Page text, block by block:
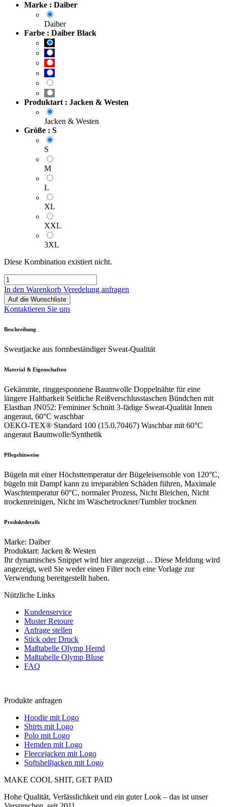
Marke : Daiber
Daiber
Farbe : Daiber Black
Produktart : Jacken & Westen
Jacken & Westen
Größe : S
S
M
L
XL
XXL
3XL
Diese Kombination existiert nicht.
In den Warenkorb Veredelung anfragen
Auf die Wunschliste
Kontaktieren Sie uns
Beschreibung
Sweatjacke aus formbeständiger Sweat-Qualität
Material & Eigenschaften
Gekämmte, ringgesponnene Baumwolle Doppelnähte für eine
längere Haltbarkeit Seitliche Reißverschlusstaschen Bündchen mit
Elasthan JN052: Femininer Schnitt 3-fädige Sweat-Qualität Innen
angeraut, 60°C waschbar
OEKO-TEX® Standard 100 (15.0.70467) Waschbar mit 60°C
angeraut Baumwolle/Synthetik
Pflegehinweise
Bügeln mit einer Höchsttemperatur der Bügeleisensohle von 120°C,
bügeln mit Dampf kann zu irreparablen Schäden führen, Maximale
Waschtemperatur 60°C, normaler Prozess, Nicht Bleichen, Nicht
trockenreinigen, Nicht im Wäschetrockner/Tumbler trocknen
Produktdetails
Marke: Daiber
Produktart: Jacken & Westen
Ihr dynamisches Snippet wird hier angezeigt ... Diese Meldung wird
angezeigt, weil Sie weder einen Filter noch eine Vorlage zur
Verwendung bereitgestellt haben.
Nützliche Links
Kundenservice
Muster Retoure
Anfrage stellen
Stick oder Druck
Maßtabelle Olymp Hemd
Maßtabelle Olymp Bluse
FAQ
Produkte anfragen
Hoodie mit Logo
Shirts mit Logo
Polo mit Logo
Hemden mit Logo
Fleecejacken mit Logo
Softshelljacken mit Logo
MAKE COOL SHIT, GET PAID
Hohe Qualität, Verlässlichkeit und ein guter Look – das ist unser